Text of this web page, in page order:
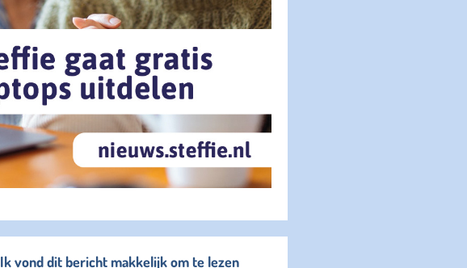
Ik vond dit bericht makkelijk om te lezen